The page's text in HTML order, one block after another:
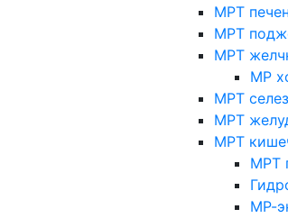
МРТ
МРТ
МРТ
МР
МРТ
МРТ
МРТ
МРТ
МР-